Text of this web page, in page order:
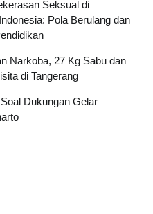
Seksual di
Pola Berulang dan
Narkoba, 27 Kg Sabu dan
di Tangerang
Dukungan Gelar